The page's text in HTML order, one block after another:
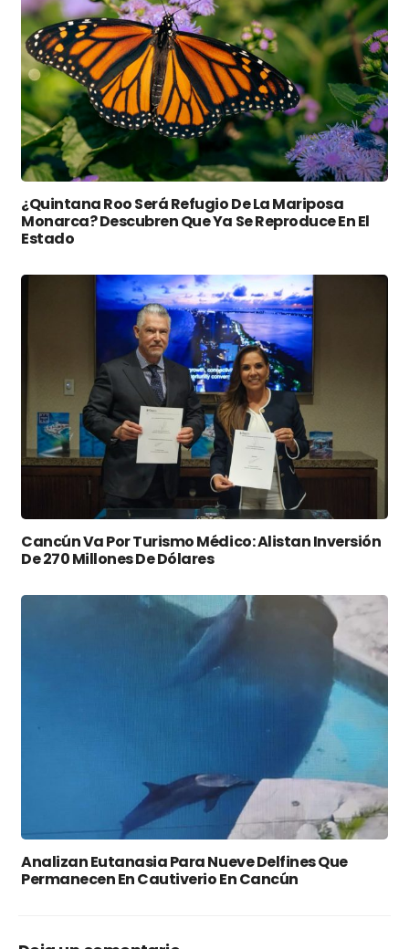
¿Quintana Roo Será Refugio De La Mariposa
Monarca? Descubren Que Ya Se Reproduce En El
Estado
Cancún Va Por Turismo Médico: Alistan Inversión
De 270 Millones De Dólares
Analizan Eutanasia Para Nueve Delfines Que
Permanecen En Cautiverio En Cancún